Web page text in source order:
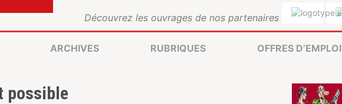
Découvrez les ouvrages de nos partenaires
ARCHIVES RUBRIQUES OFFRES D’EMPLOI
possible